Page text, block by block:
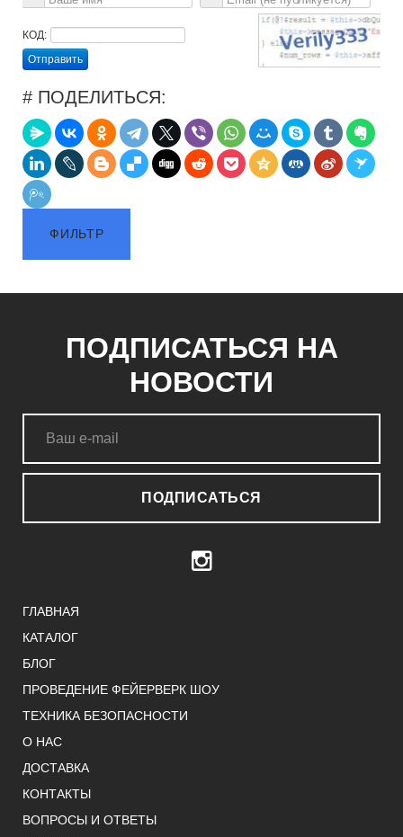
КОД:
Отправить
# ПОДЕЛИТЬСЯ:
ФИЛЬТР
ПОДПИСАТЬСЯ НА
НОВОСТИ
ПОДПИСАТЬСЯ
ГЛАВНАЯ
КАТАЛОГ
БЛОГ
ПРОВЕДЕНИЕ ФЕЙЕРВЕРК ШОУ
ТЕХНИКА БЕЗОПАСНОСТИ
О НАС
ДОСТАВКА
КОНТАКТЫ
ВОПРОСЫ И ОТВЕТЫ